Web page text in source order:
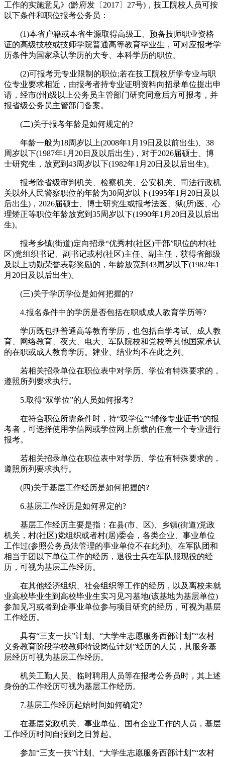
工作的实施意见》(黔府发〔2017〕27号)，技工院校人员可按
以下条件和职位报考公务员：
(1)本省户籍或本省生源取得高级工、预备技师职业资格
证的高级技校或技师学院普通高等教育毕业生，可对应报考学
历条件为国家承认学历的大专、本科学历的职位。
(2)可报考无专业限制的职位;若在技工院校所学专业与职
位专业要求相近，由报考者持专业证明资料向招录单位提出申
请，经市(州)级以上公务员主管部门研究同意后方可报考，并
报省级公务员主管部门备案。
(二)关于报考年龄是如何规定的?
年龄一般为18周岁以上(2008年1月19日及以前出生)、38
周岁以下(1987年1月20日及以后出生)，对于2026届硕士、博
士研究生，放宽到43周岁以下(1982年1月20日及以后出生)。
报考除省级审判机关、检察机关、公安机关、司法行政机
关以外人民警察职位的年龄为30周岁以下(1995年1月20日及以
后出生)，2026届硕士、博士研究生或报考法医、狱(所)医、心
理矫正等职位年龄放宽到35周岁以下(1990年1月20日及以后出
生)。
报考乡镇(街道)定向招录“优秀村(社区)干部”职位的村(社
区)党组织书记、副书记或村(社区)主任、副主任，获得省部级
及以上功勋荣誉表彰奖励的，年龄放宽到43周岁以下(1982年1
月20日及以后出生)。
(三)关于学历学位是如何把握的?
4.报名条件中的学历是否包括在职或成人教育学历等?
学历既包括普通高等教育学历，也包括自学考试、成人教
育、网络教育、夜大、电大、军队院校和党校等其他国家承认
的在职或成人教育学历。肄业、结业均不在此之列。
若相关招录单位在职位表中对学历、学位有特殊要求的，
遵照所列要求执行。
5.取得“双学位”的人员如何报考?
在符合职位所需条件时，持“双学位”“辅修专业证书”的报
考者，可选择使用学信网或学位网上所载的任意一个专业进行
报考。
若相关招录单位在职位表中对学历、学位有特殊要求的，
遵照所列要求执行。
(四)关于基层工作经历是如何把握的?
6.基层工作经历是如何界定的?
基层工作经历主要是指：在县(市、区)、乡镇(街道)党政
机关，村(社区)党组织或者村(居)委会，各类企业、事业单位
工作过(参照公务员法管理的事业单位不在此列)。在军队团和
相当于团以下单位工作的经历，退役士兵在军队服现役的经
历，可视为基层工作经历。
在其他经济组织、社会组织等工作的经历，以及离校未就
业高校毕业生到高校毕业生实习见习基地(该基地为基层单位)
参加见习或者到企事业单位参与项目研究的经历，可视为基层
工作经历。
具有“三支一扶”计划、“大学生志愿服务西部计划”“农村
义务教育阶段学校教师特设岗位计划”经历的人员，其服务基
层经历可视为基层工作经历。
机关工勤人员、临时聘用人员等在报考公务员时，其上述
身份的工作经历可视为基层工作经历。
7.基层工作经历起始时间如何确定?
在基层党政机关、事业单位、国有企业工作的人员，基层
工作经历时间自报到之日算起。
参加“三支一扶”计划、“大学生志愿服务西部计划”“农村